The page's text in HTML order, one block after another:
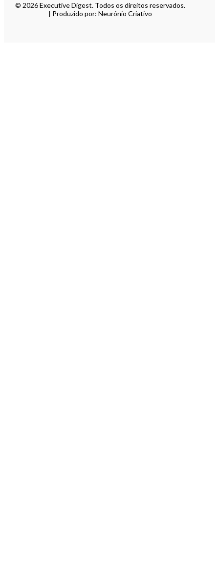
© 2026 Executive Digest. Todos os direitos reservados.
| Produzido por: Neurónio Criativo